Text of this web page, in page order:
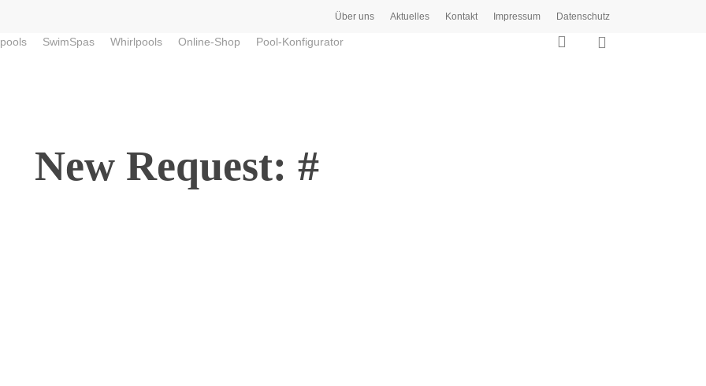
Über uns Aktuelles Kontakt Impressum Datenschutz
SwimSpas Whirlpools Online-Shop Pool-Konfigurator search
New Request: #